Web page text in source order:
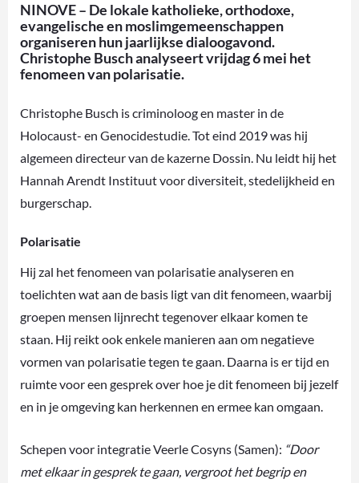
NINOVE – De lokale katholieke, orthodoxe,
evangelische en moslimgemeenschappen
organiseren hun jaarlijkse dialoogavond.
Christophe Busch analyseert vrijdag 6 mei het
fenomeen van polarisatie.
Christophe Busch is criminoloog en master in de
Holocaust- en Genocidestudie. Tot eind 2019 was hij
algemeen directeur van de kazerne Dossin. Nu leidt hij het
Hannah Arendt Instituut voor diversiteit, stedelijkheid en
burgerschap.
Polarisatie
Hij zal het fenomeen van polarisatie analyseren en
toelichten wat aan de basis ligt van dit fenomeen, waarbij
groepen mensen lijnrecht tegenover elkaar komen te
staan. Hij reikt ook enkele manieren aan om negatieve
vormen van polarisatie tegen te gaan. Daarna is er tijd en
ruimte voor een gesprek over hoe je dit fenomeen bij jezelf
en in je omgeving kan herkennen en ermee kan omgaan.
Schepen voor integratie Veerle Cosyns (Samen): “Door
met elkaar in gesprek te gaan, vergroot het begrip en